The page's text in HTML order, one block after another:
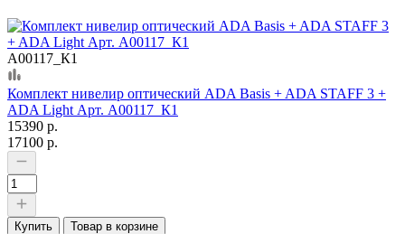
А00117_К1
Комплект нивелир оптический ADA Basis + ADA STAFF 3 +
ADA Light Арт. А00117_К1
15390 р.
17100 р.
Купить Товар в корзине